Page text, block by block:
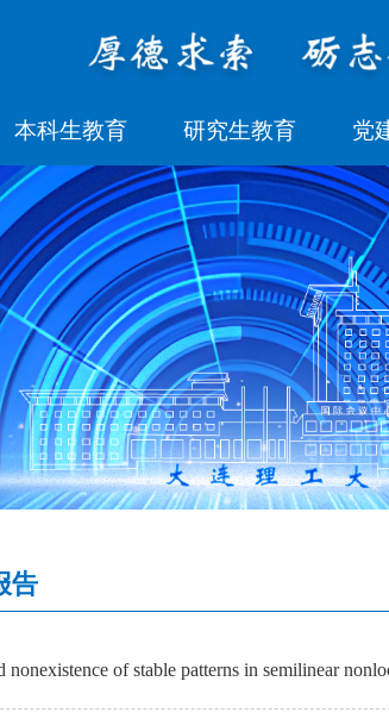
本科生教育 研究生教育 党
告
nonexistence of stable patterns in semilinear